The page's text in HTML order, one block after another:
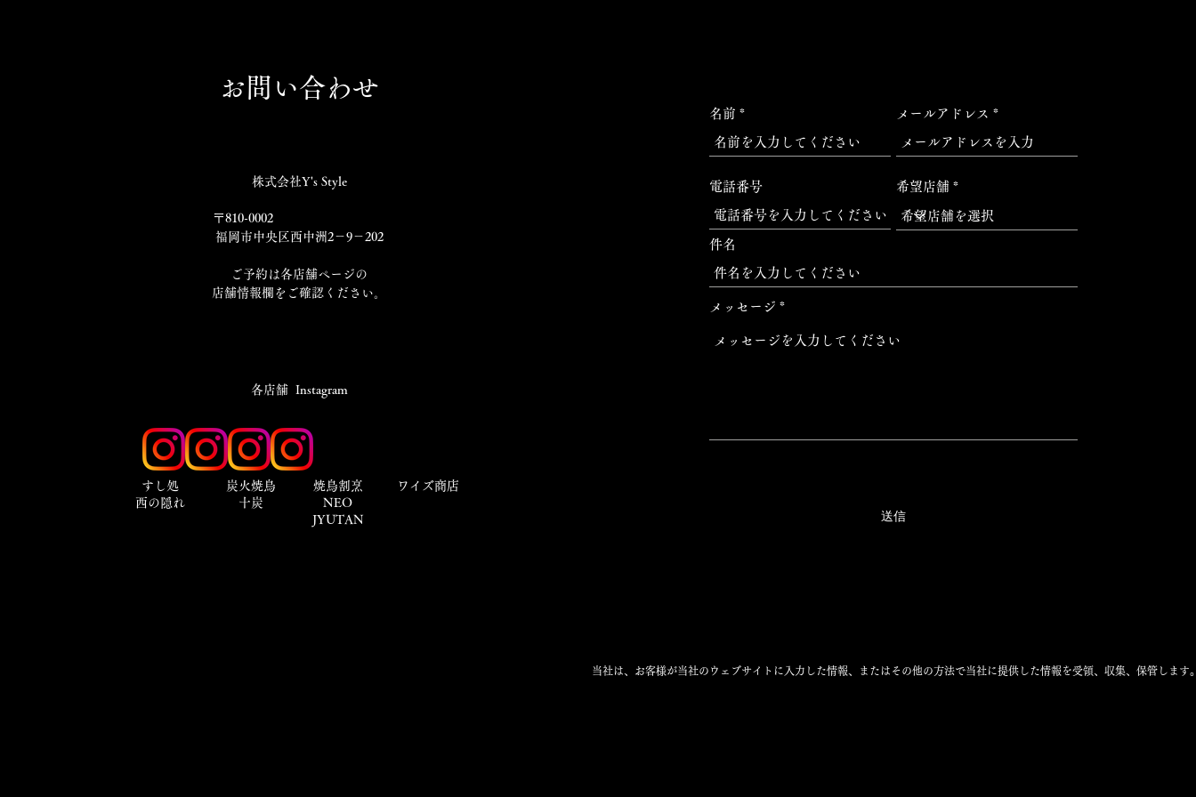
お問い合わせ
株式会社Y's Style
〒810-0002
福岡市中央区西中洲2－9－202
​ご予約は各店舗ページの
店舗情報欄をご確認ください。
​各店舗 Instagram
​すし処
西の隠れ
炭火焼鳥
十炭
焼鳥割烹
NEO
JYUTAN
ワイズ商店
名前 メールアドレス
電話番号 希望店舗
件名
メッセージ
送信
当社は、お客様が当社のウェブサイトに入力した情報、またはその他の方法で当社に提供した情報を受領、収集、保管します